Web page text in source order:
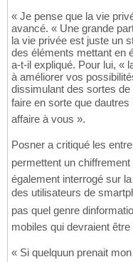
« Je pense que la vie
avancé. « Une grande
la vie privée est juste un
des éléments mettant en
a-t-il expliqué. Pour lui, «
à améliorer vos
dissimulant des sortes
faire en sorte que
affaire à vous ».
Posner a critiqué les
permettent un chiffrement
également interrogé sur
des utilisateurs de
pas quel genre
mobiles qui devraient
« Si quelquun prenait